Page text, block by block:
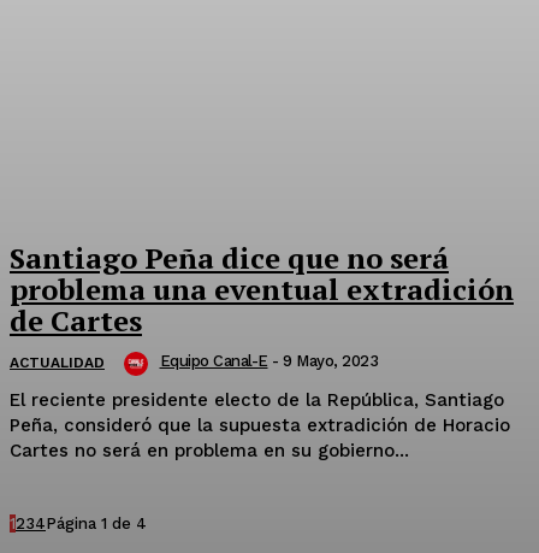
Santiago Peña dice que no será
problema una eventual extradición
de Cartes
ACTUALIDAD Equipo Canal-E - 9 Mayo, 2023
El reciente presidente electo de la República, Santiago
Peña, consideró que la supuesta extradición de Horacio
Cartes no será en problema en su gobierno...
1234Página 1 de 4